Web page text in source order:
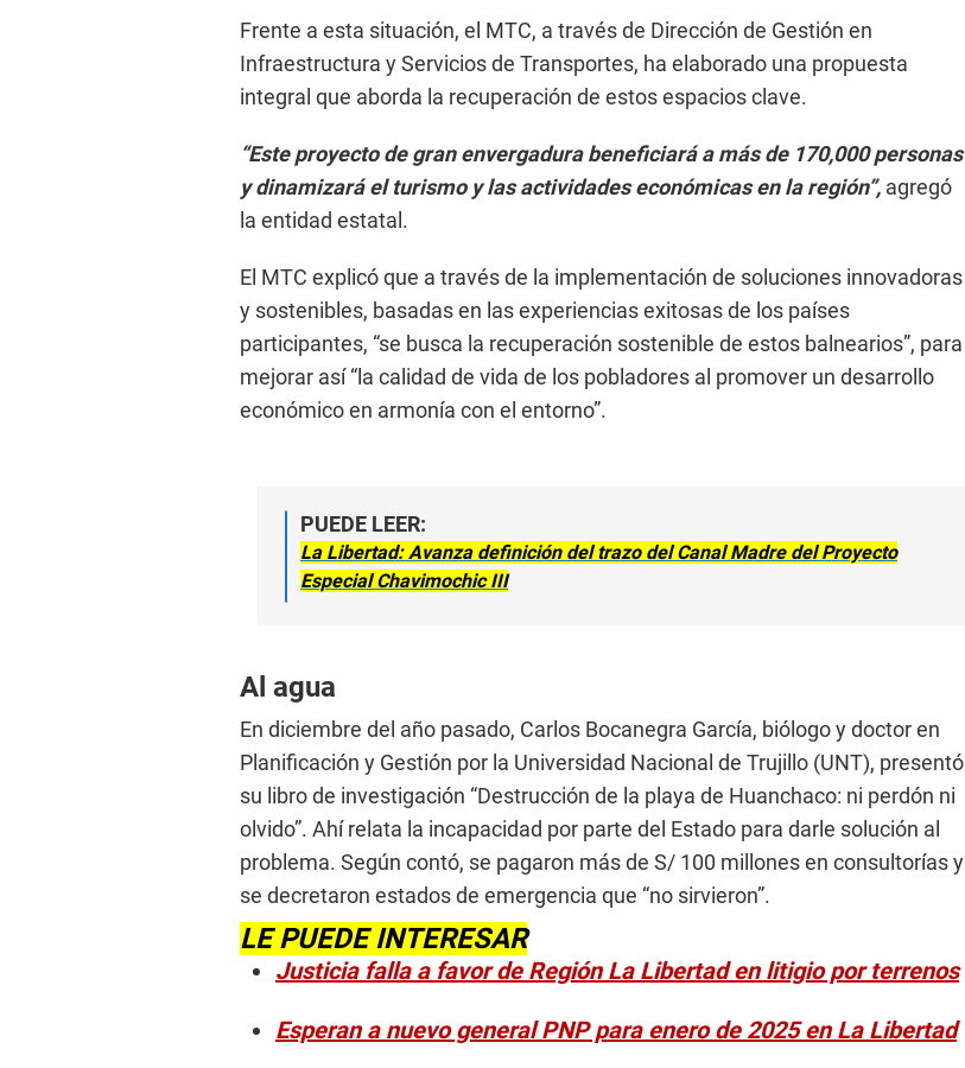
Frente a esta situación, el MTC, a través de Dirección de Gestión en
Infraestructura y Servicios de Transportes, ha elaborado una propuesta
integral que aborda la recuperación de estos espacios clave.
“Este proyecto de gran envergadura beneficiará a más de 170,000 personas
y dinamizará el turismo y las actividades económicas en la región”, agregó
la entidad estatal.
El MTC explicó que a través de la implementación de soluciones innovadoras
y sostenibles, basadas en las experiencias exitosas de los países
participantes, “se busca la recuperación sostenible de estos balnearios”, para
mejorar así “la calidad de vida de los pobladores al promover un desarrollo
económico en armonía con el entorno”.
PUEDE LEER:
La Libertad: Avanza definición del trazo del Canal Madre del Proyecto
Especial Chavimochic III
Al agua
En diciembre del año pasado, Carlos Bocanegra García, biólogo y doctor en
Planificación y Gestión por la Universidad Nacional de Trujillo (UNT), presentó
su libro de investigación “Destrucción de la playa de Huanchaco: ni perdón ni
olvido”. Ahí relata la incapacidad por parte del Estado para darle solución al
problema. Según contó, se pagaron más de S/ 100 millones en consultorías y
se decretaron estados de emergencia que “no sirvieron”.
LE PUEDE INTERESAR
Justicia falla a favor de Región La Libertad en litigio por terrenos
Esperan a nuevo general PNP para enero de 2025 en La Libertad